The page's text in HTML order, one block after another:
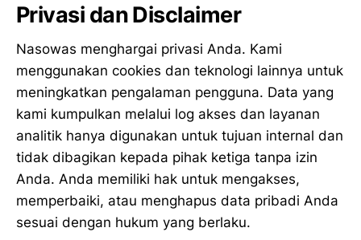
Privasi dan Disclaimer
Nasowas menghargai privasi Anda. Kami
menggunakan cookies dan teknologi lainnya untuk
meningkatkan pengalaman pengguna. Data yang
kami kumpulkan melalui log akses dan layanan
analitik hanya digunakan untuk tujuan internal dan
tidak dibagikan kepada pihak ketiga tanpa izin
Anda. Anda memiliki hak untuk mengakses,
memperbaiki, atau menghapus data pribadi Anda
sesuai dengan hukum yang berlaku.